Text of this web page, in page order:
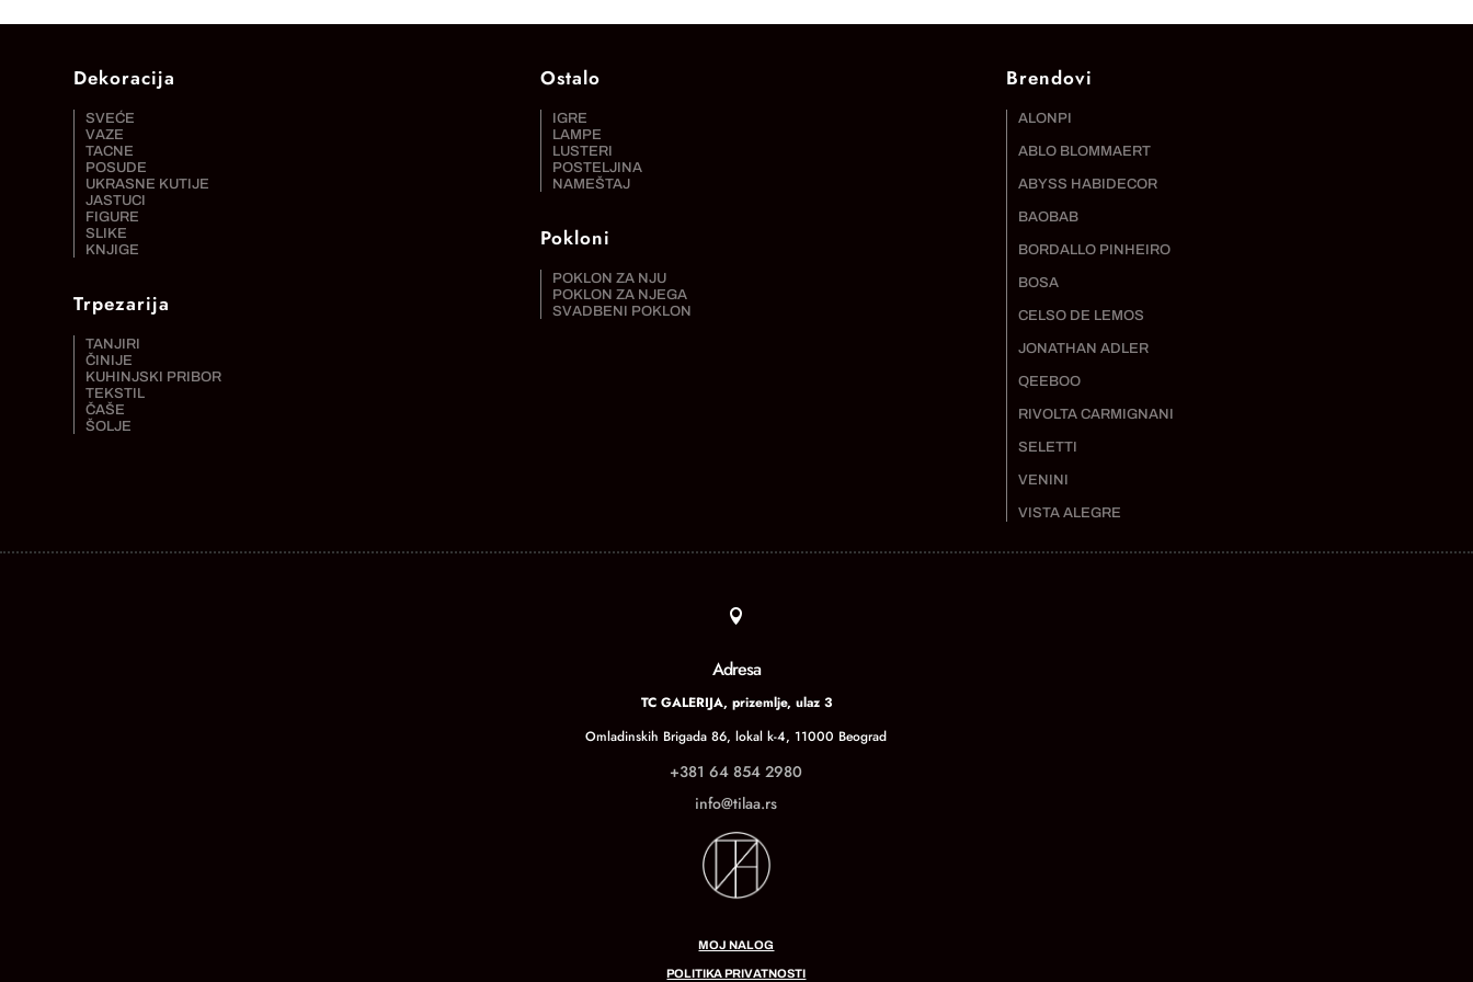
Dekoracija
SVEĆE
VAZE
TACNE
POSUDE
UKRASNE KUTIJE
JASTUCI
FIGURE
SLIKE
KNJIGE
Trpezarija
TANJIRI
ČINIJE
KUHINJSKI PRIBOR
TEKSTIL
ČAŠE
ŠOLJE
Ostalo
IGRE
LAMPE
LUSTERI
POSTELJINA
NAMEŠTAJ
Pokloni
POKLON ZA NJU
POKLON ZA NJEGA
SVADBENI POKLON
Brendovi
ALONPI
ABLO BLOMMAERT
ABYSS HABIDECOR
BAOBAB
BORDALLO PINHEIRO
BOSA
CELSO DE LEMOS
JONATHAN ADLER
QEEBOO
RIVOLTA CARMIGNANI
SELETTI
VENINI
VISTA ALEGRE

Adresa
TC GALERIJA, prizemlje, ulaz 3
Omladinskih Brigada 86, lokal k-4, 11000 Beograd
+381 64 854 2980
info@tilaa.rs
MOJ NALOG
POLITIKA PRIVATNOSTI